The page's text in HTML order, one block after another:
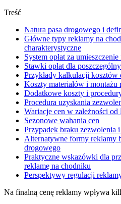
Treść
Natura pasa drogowego i
Główne typy reklamy na
charakterystyczne
System opłat za
Stawki opłat dla
Przykłady kalkulacji
Koszty materiałów i
Dodatkowe koszty i
Procedura uzyskania
Wariacje cen w zależności
Sezonowe wahania cen
Przypadek braku zezwolenia
Alternatywne formy reklamy
drogowego
Praktyczne wskazówki dla
reklamę na chodniku
Perspektywy regulacji
Na finalną cenę reklamy wpływa